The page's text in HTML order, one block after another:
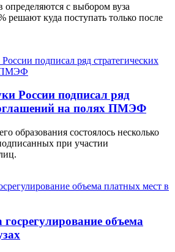
определяются с выбором вуза
решают куда поступать только после
России подписал ряд
на полях ПМЭФ
образования состоялось несколько
при участии
объема